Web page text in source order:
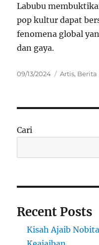
Labubu
pop kultur dapat
fenomena global
dan gaya.
Posted
09/13/2024 Categories
Artis, Berita
Cari
Recent Posts
Kisah Ajaib